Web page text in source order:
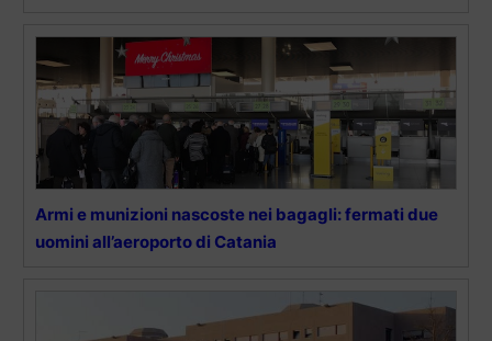
Armi e munizioni nascoste nei bagagli: fermati due
uomini all’aeroporto di Catania